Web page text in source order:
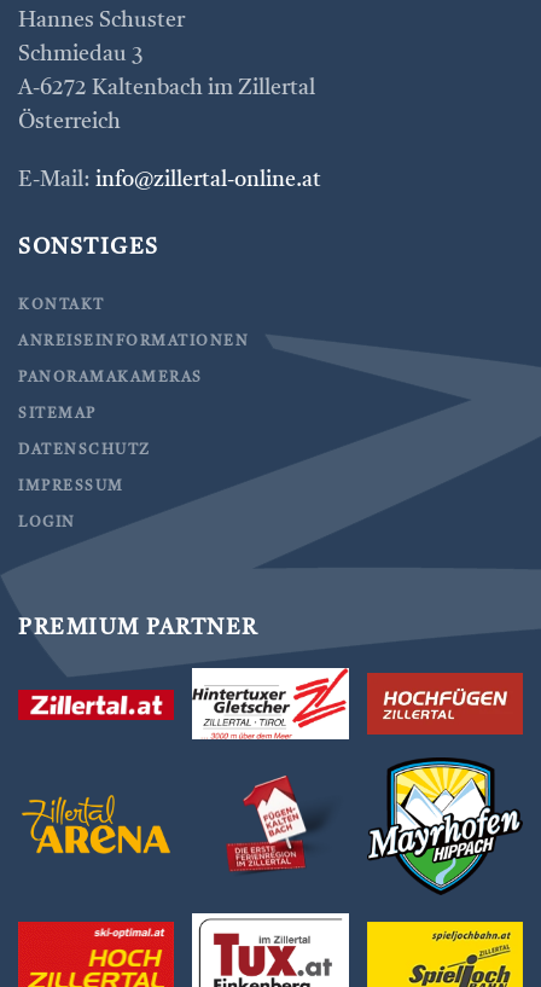
Hannes Schuster
Schmiedau 3
A-6272 Kaltenbach im Zillertal
Österreich
E-Mail: info@zillertal-online.at
SONSTIGES
KONTAKT
ANREISEINFORMATIONEN
PANORAMAKAMERAS
SITEMAP
DATENSCHUTZ
IMPRESSUM
LOGIN
PREMIUM PARTNER